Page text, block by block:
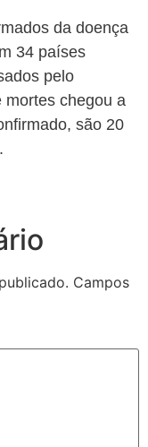
da doença
34 países
pelo
mortes chegou a
são 20
Campos